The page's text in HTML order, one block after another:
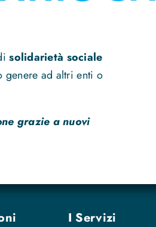
solidarietà sociale
ad altri enti o
grazie a nuovi
I Servizi